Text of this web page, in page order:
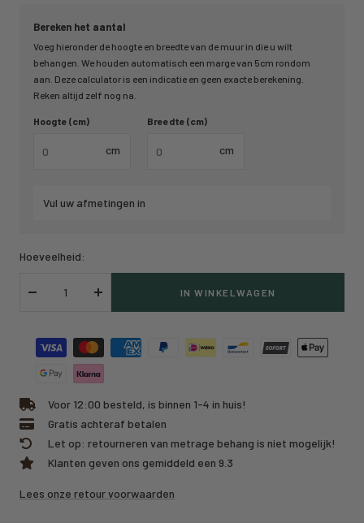
Bereken het aantal
Voeg hieronder de hoogte en breedte van de muur in die u wilt
behangen. We houden automatisch een marge van 5cm rondom
aan. Deze calculator is een indicatie en geen exacte berekening.
Reken altijd zelf nog na.
Hoogte (cm)
cm
Breedte (cm)
cm
Vul uw afmetingen in
Hoeveelheid:
Verlaag
Verhoog
IN WINKELWAGEN
Voor 12:00 besteld, is binnen 1-4 in huis!
Gratis achteraf betalen
Let op: retourneren van metrage behang is niet mogelijk!
Klanten geven ons gemiddeld een 9.3
Lees onze retour voorwaarden